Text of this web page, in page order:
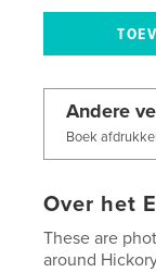
Andere
Boek
Over het
These are
around